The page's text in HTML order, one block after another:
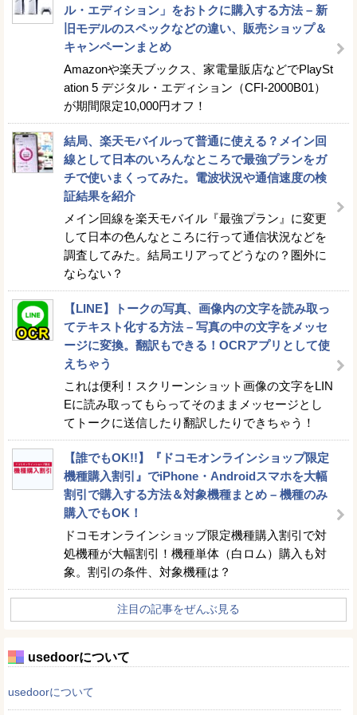
ル・エディション」をおトクに購入する方法 – 新
旧モデルのスペックなどの違い、販売ショップ＆
キャンペーンまとめ
Amazonや楽天ブックス、家電量販店などでPlaySt
ation 5 デジタル・エディション（CFI-2000B01）
が期間限定10,000円オフ！
結局、楽天モバイルって普通に使える？メイン回
線として日本のいろんなところで最強プランをガ
チで使いまくってみた。電波状況や通信速度の検
証結果を紹介
メイン回線を楽天モバイル『最強プラン』に変更
して日本の色んなところに行って通信状況などを
調査してみた。結局エリアってどうなの？圏外に
ならない？
【LINE】トークの写真、画像内の文字を読み取っ
てテキスト化する方法 – 写真の中の文字をメッセ
ージに変換。翻訳もできる！OCRアプリとして使
えちゃう
これは便利！スクリーンショット画像の文字をLIN
Eに読み取ってもらってそのままメッセージとし
てトークに送信したり翻訳したりできちゃう！
【誰でもOK!!】『ドコモオンラインショップ限定
機種購入割引』でiPhone・Androidスマホを大幅
割引で購入する方法＆対象機種まとめ – 機種のみ
購入でもOK！
ドコモオンラインショップ限定機種購入割引で対
処機種が大幅割引！機種単体（白ロム）購入も対
象。割引の条件、対象機種は？
注目の記事をぜんぶ見る
usedoorについて
usedoorについて